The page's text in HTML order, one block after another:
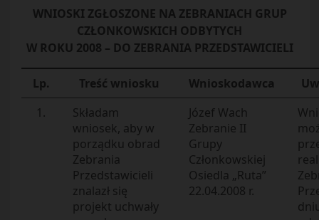
WNIOSKI ZGŁOSZONE NA ZEBRANIACH GRUP
CZŁONKOWSKICH ODBYTYCH
W ROKU 2008 – DO ZEBRANIA PRZEDSTAWICIELI
Lp. Treść wniosku Wnioskodawca
1.
Składam
wniosek, aby w
porządku obrad
Zebrania
Przedstawicieli
znalazł się
projekt uchwały
Józef Wach
Zebranie II
Grupy
Członkowskiej
Osiedla „Ruta”
22.04.2008 r.